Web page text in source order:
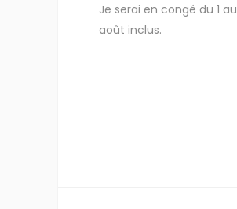
Je serai en congé du 1
août inclus.